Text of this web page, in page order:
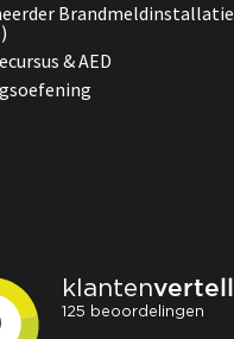
Brandmeldinstallatie
& AED